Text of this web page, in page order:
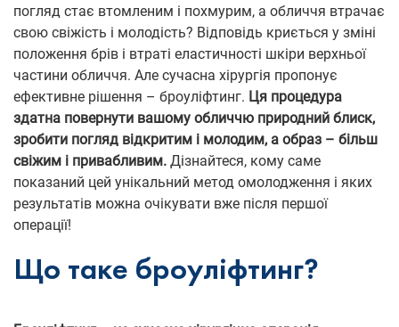
погляд стає втомленим і похмурим, а обличчя втрачає
свою свіжість і молодість? Відповідь криється у зміні
положення брів і втраті еластичності шкіри верхньої
частини обличчя. Але сучасна хірургія пропонує
ефективне рішення – броуліфтинг. Ця процедура
здатна повернути вашому обличчю природний блиск,
зробити погляд відкритим і молодим, а образ – більш
свіжим і привабливим. Дізнайтеся, кому саме
показаний цей унікальний метод омолодження і яких
результатів можна очікувати вже після першої
операції!
Що таке броуліфтинг?